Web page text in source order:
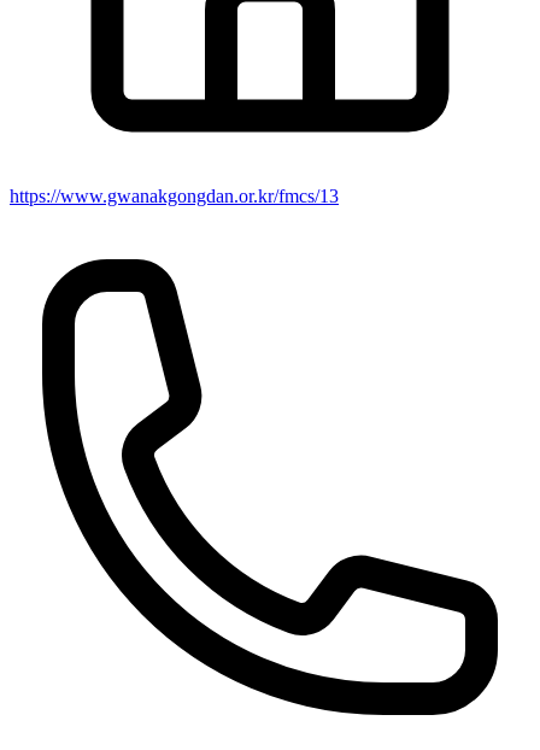
https://www.gwanakgongdan.or.kr/fmcs/13